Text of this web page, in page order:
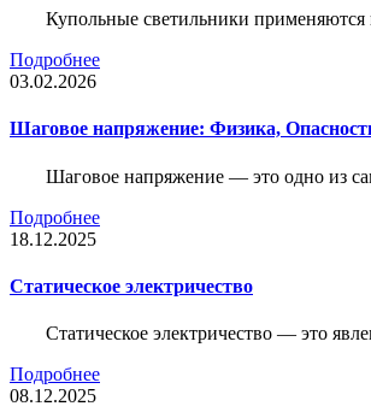
Купольные светильники применяются
Подробнее
03.02.2026
Шаговое напряжение: Физика,
Шаговое напряжение — это одно из
Подробнее
18.12.2025
Статическое электричество
Статическое электричество — это
Подробнее
08.12.2025